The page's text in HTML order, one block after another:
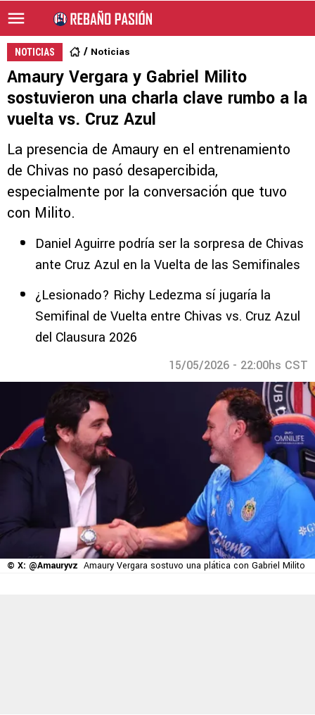
NOTICIAS Noticias
Amaury Vergara y Gabriel Milito
sostuvieron una charla clave rumbo a la
vuelta vs. Cruz Azul
La presencia de Amaury en el entrenamiento
de Chivas no pasó desapercibida,
especialmente por la conversación que tuvo
con Milito.
Daniel Aguirre podría ser la sorpresa de Chivas
ante Cruz Azul en la Vuelta de las Semifinales
¿Lesionado? Richy Ledezma sí jugaría la
Semifinal de Vuelta entre Chivas vs. Cruz Azul
del Clausura 2026
15/05/2026 - 22:00hs CST
© X: @Amauryvz Amaury Vergara sostuvo una plática con Gabriel Milito